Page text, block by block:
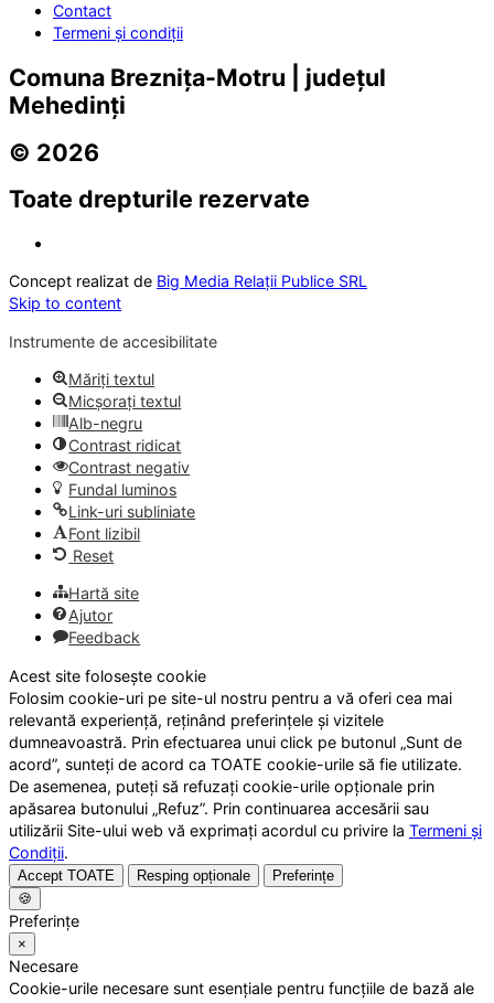
Contact
Termeni și condiții
Comuna Breznița-Motru | județul
Mehedinți
© 2026
Toate drepturile rezervate
Concept realizat de Big Media Relații Publice SRL
Skip to content
Instrumente de accesibilitate
Măriți textul
Micșorați textul
Alb-negru
Contrast ridicat
Contrast negativ
Fundal luminos
Link-uri subliniate
Font lizibil
Reset
Hartă site
Ajutor
Feedback
Acest site folosește cookie
Folosim cookie-uri pe site-ul nostru pentru a vă oferi cea mai
relevantă experiență, reținând preferințele și vizitele
dumneavoastră. Prin efectuarea unui click pe butonul „Sunt de
acord”, sunteți de acord ca TOATE cookie-urile să fie utilizate.
De asemenea, puteți să refuzați cookie-urile opționale prin
apăsarea butonului „Refuz”. Prin continuarea accesării sau
utilizării Site-ului web vă exprimați acordul cu privire la Termeni și
Condiții.
Accept TOATE Resping opționale
Preferințe
🍪
Preferințe
×
Necesare
Cookie-urile necesare sunt esențiale pentru funcțiile de bază ale